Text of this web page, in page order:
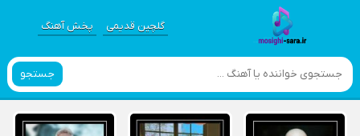
گلچین قدیمی پخش آهنگ
جستجو